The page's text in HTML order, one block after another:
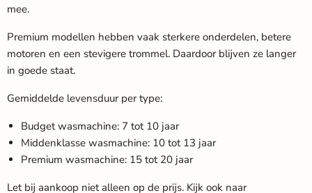
mee.
Premium modellen hebben vaak sterkere onderdelen, betere
motoren en een stevigere trommel. Daardoor blijven ze langer
in goede staat.
Gemiddelde levensduur per type:
Budget wasmachine: 7 tot 10 jaar
Middenklasse wasmachine: 10 tot 13 jaar
Premium wasmachine: 15 tot 20 jaar
Let bij aankoop niet alleen op de prijs. Kijk ook naar